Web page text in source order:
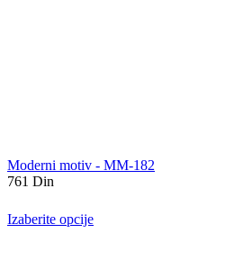
Moderni motiv - MM-182
761 Din
Izaberite opcije